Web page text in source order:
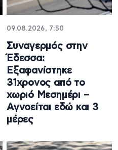
09.08.2026, 7:50
Συναγερμός στην
Έδεσσα:
Εξαφανίστηκε
31χρονος από το
χωριό Μεσημέρι –
Αγνοείται εδώ και 3
μέρες